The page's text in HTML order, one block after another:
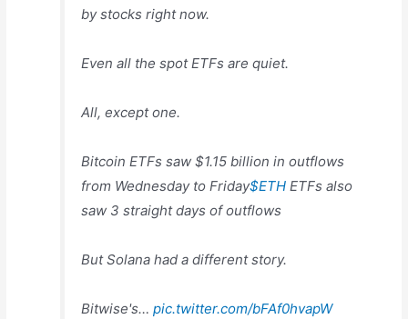
by stocks right now.
Even all the spot ETFs are quiet.
All, except one.
Bitcoin ETFs saw $1.15 billion in outflows
from Wednesday to Friday$ETH ETFs also
saw 3 straight days of outflows
But Solana had a different story.
Bitwise's…pic.twitter.com/bFAf0hvapW